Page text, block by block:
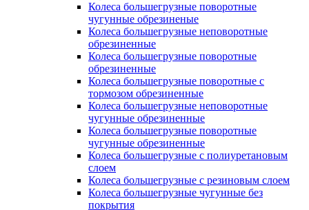
Колеса большегрузные поворотные
чугунные обрезиненые
Колеса большегрузные неповоротные
обрезиненные
Колеса большегрузные поворотные
обрезиненные
Колеса большегрузные поворотные с
тормозом обрезиненные
Колеса большегрузные неповоротные
чугунные обрезиненные
Колеса большегрузные поворотные
чугунные обрезиненные
Колеса большегрузные с полиуретановым
слоем
Колеса большегрузные с резиновым слоем
Колеса большегрузные чугунные без
покрытия